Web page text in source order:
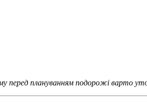
плануванням подорожі варто